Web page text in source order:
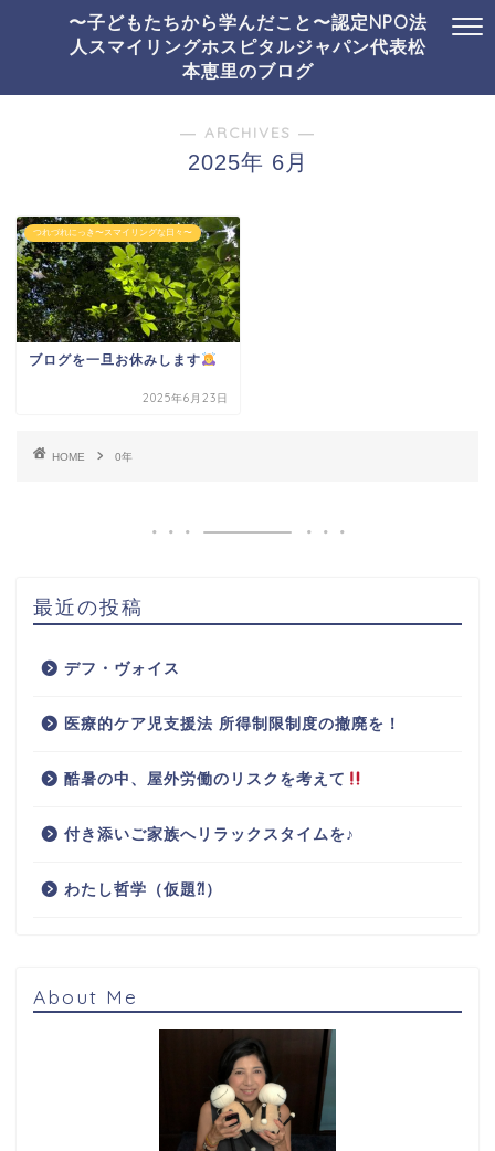
〜子どもたちから学んだこと〜認定NPO法
人スマイリングホスピタルジャパン代表松
本恵里のブログ
― ARCHIVES ―
2025年 6月
つれづれにっき〜スマイリングな日々〜
ブログを一旦お休みします
2025年6月23日
HOME 0年
最近の投稿
デフ・ヴォイス
医療的ケア児支援法 所得制限制度の撤廃を！
酷暑の中、屋外労働のリスクを考えて
付き添いご家族へリラックスタイムを♪
わたし哲学（仮題⁈）
About Me